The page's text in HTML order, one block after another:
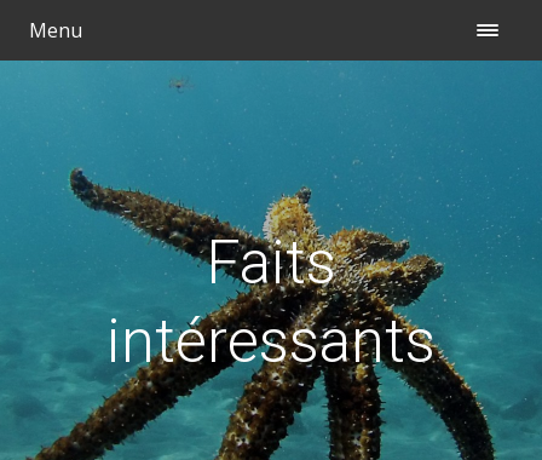
Menu
Faits
intéressants